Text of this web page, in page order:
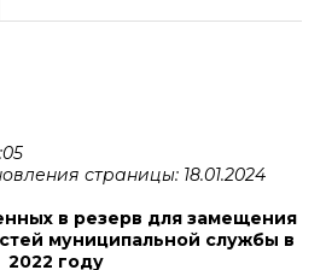
страницы: 18.01.2024
в резерв для замещения
муниципальной службы в
2022 году